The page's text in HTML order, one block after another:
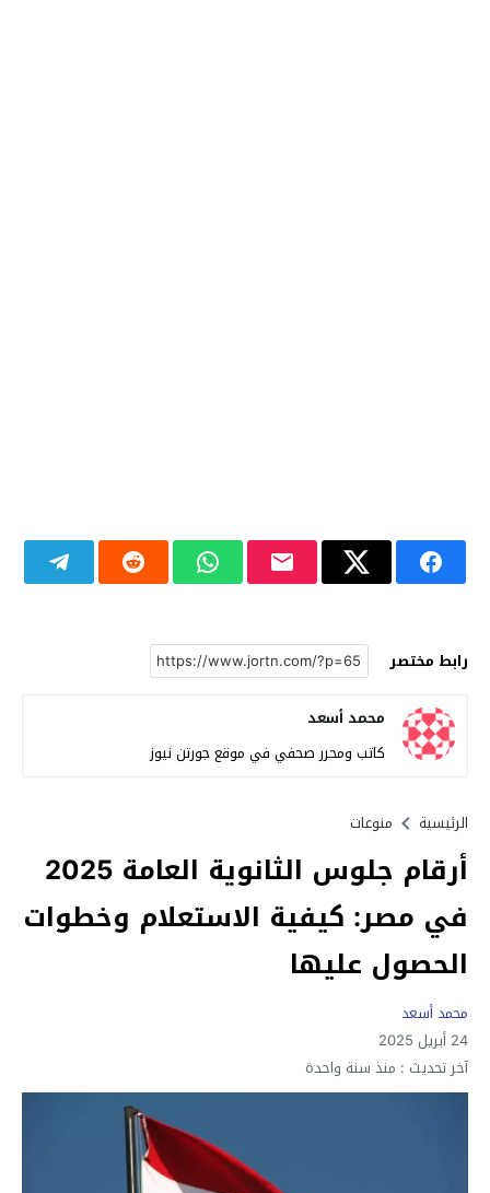
رابط مختصر
محمد أسعد
كاتب ومحرر صحفي في موقع جورتن نيوز
الرئيسية منوعات
أرقام جلوس الثانوية العامة 2025
في مصر: كيفية الاستعلام وخطوات
الحصول عليها
محمد أسعد
24 أبريل 2025
آخر تحديث : منذ سنة واحدة